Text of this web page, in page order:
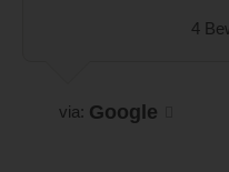
4
via: Google